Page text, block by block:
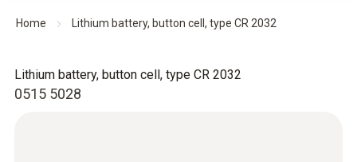
Home Lithium battery, button cell, type CR 2032
0515 5028
Lithium battery, button cell, type CR 2032